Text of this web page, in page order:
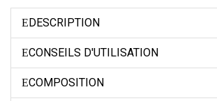
DESCRIPTION
CONSEILS D'UTILISATION
COMPOSITION